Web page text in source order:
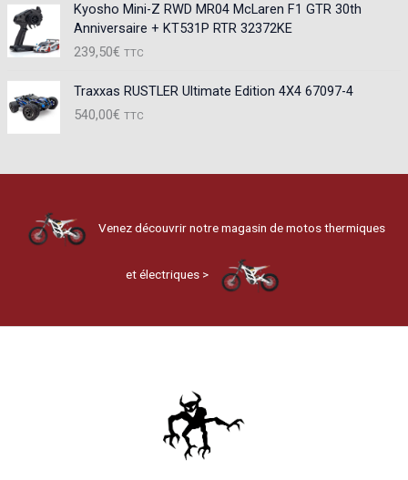
Kyosho Mini-Z RWD MR04 McLaren F1 GTR 30th
Anniversaire + KT531P RTR 32372KE
239,50€ TTC
Traxxas RUSTLER Ultimate Edition 4X4 67097-4
540,00€ TTC
Venez découvrir notre magasin de motos thermiques
et électriques >